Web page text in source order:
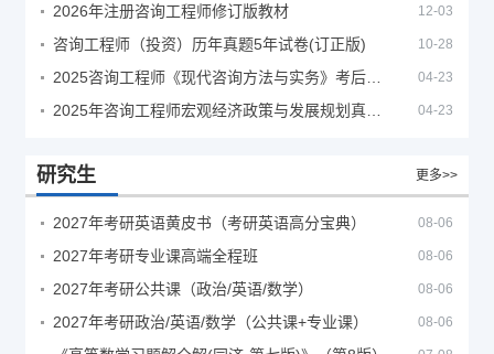
2026年注册咨询工程师修订版教材 12-03
咨询工程师（投资）历年真题5年试卷(订正版) 10-28
04-23
04-23
研究生 更多>>
2027年考研英语黄皮书（考研英语高分宝典） 08-06
2027年考研专业课高端全程班 08-06
2027年考研公共课（政治/英语/数学） 08-06
2027年考研政治/英语/数学（公共课+专业课） 08-06